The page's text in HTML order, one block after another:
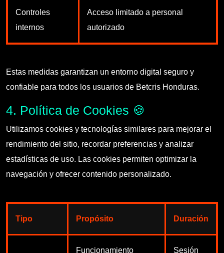
Controles
internos
Acceso limitado a personal
autorizado
Estas medidas garantizan un entorno digital seguro y
confiable para todos los usuarios de Betcris Honduras.
4. Política de Cookies 🍪
Utilizamos cookies y tecnologías similares para mejorar el
rendimiento del sitio, recordar preferencias y analizar
estadísticas de uso. Las cookies permiten optimizar la
navegación y ofrecer contenido personalizado.
Tipo Propósito Duración
Funcionamiento
Sesión